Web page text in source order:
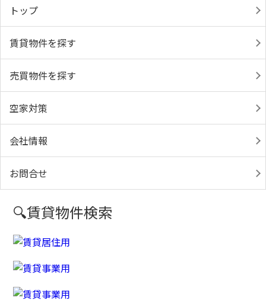
トップ
賃貸物件を探す
売買物件を探す
空家対策
会社情報
お問合せ
🔍賃貸物件検索